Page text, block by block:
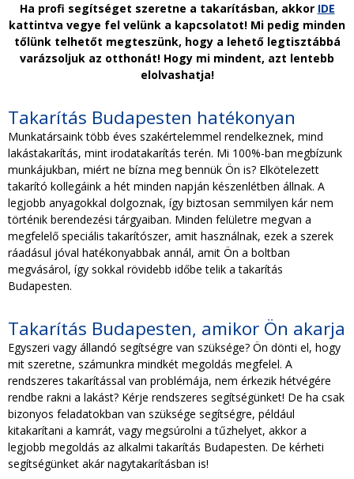
Ha profi segítséget szeretne a takarításban, akkor IDE
kattintva vegye fel velünk a kapcsolatot! Mi pedig minden
tőlünk telhetőt megteszünk, hogy a lehető legtisztábbá
varázsoljuk az otthonát! Hogy mi mindent, azt lentebb
elolvashatja!
Takarítás Budapesten hatékonyan
Munkatársaink több éves szakértelemmel rendelkeznek, mind
lakástakarítás, mint irodatakarítás terén. Mi 100%-ban megbízunk
munkájukban, miért ne bízna meg bennük Ön is? Elkötelezett
takarító kollegáink a hét minden napján készenlétben állnak. A
legjobb anyagokkal dolgoznak, így biztosan semmilyen kár nem
történik berendezési tárgyaiban. Minden felületre megvan a
megfelelő speciális takarítószer, amit használnak, ezek a szerek
ráadásul jóval hatékonyabbak annál, amit Ön a boltban
megvásárol, így sokkal rövidebb időbe telik a takarítás
Budapesten.
Takarítás Budapesten, amikor Ön akarja
Egyszeri vagy állandó segítségre van szüksége? Ön dönti el, hogy
mit szeretne, számunkra mindkét megoldás megfelel. A
rendszeres takarítással van problémája, nem érkezik hétvégére
rendbe rakni a lakást? Kérje rendszeres segítségünket! De ha csak
bizonyos feladatokban van szüksége segítségre, például
kitakarítani a kamrát, vagy megsúrolni a tűzhelyet, akkor a
legjobb megoldás az alkalmi takarítás Budapesten. De kérheti
segítségünket akár nagytakarításban is!